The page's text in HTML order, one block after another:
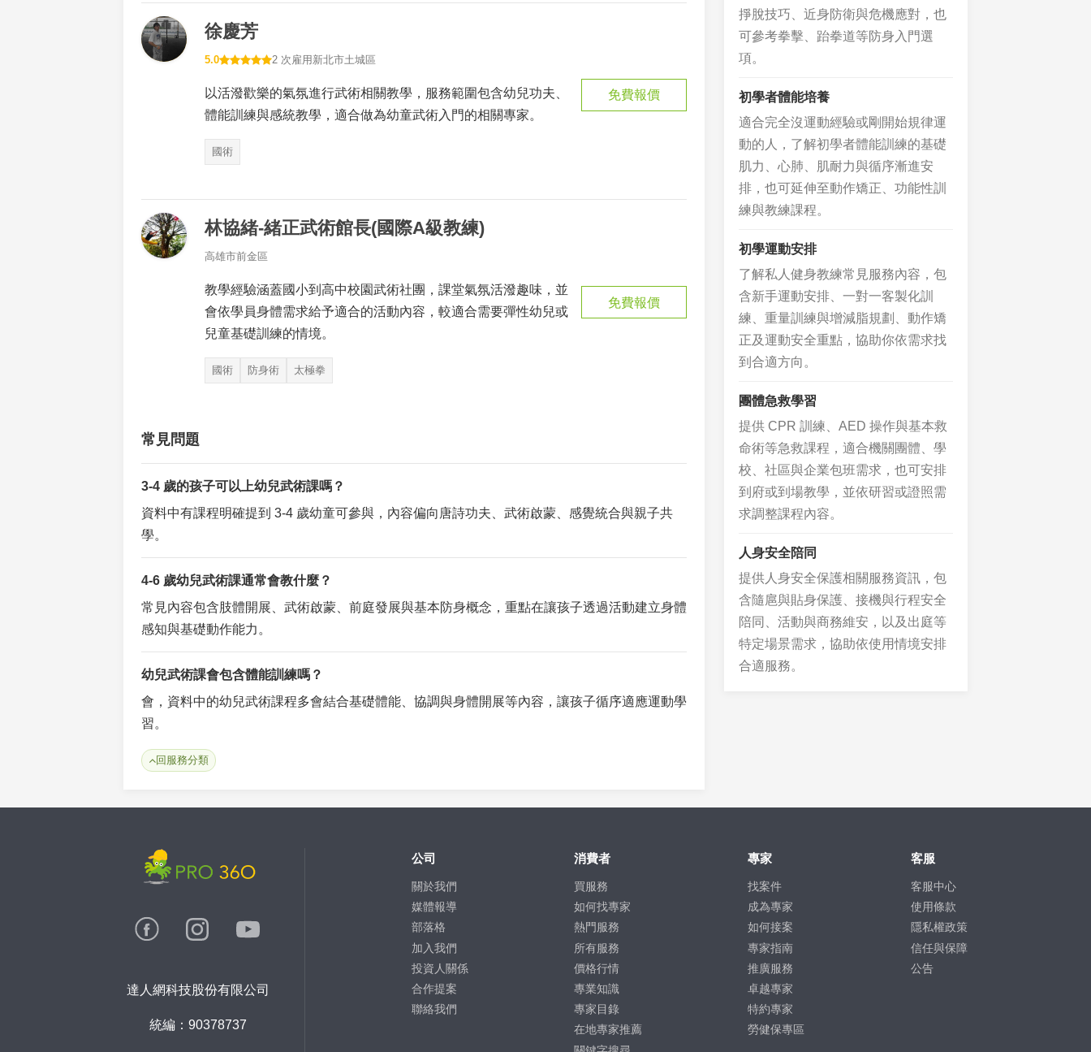
徐慶芳
5.0 2 次雇用 新北市土城區
以活潑歡樂的氣氛進行武術相關教學，服務範圍包含幼兒功夫、
體能訓練與感統教學，適合做為幼童武術入門的相關專家。
國術
免費報價
林協緒-緒正武術館長(國際A級教練)
高雄市前金區
教學經驗涵蓋國小到高中校園武術社團，課堂氣氛活潑趣味，並
會依學員身體需求給予適合的活動內容，較適合需要彈性幼兒或
兒童基礎訓練的情境。
國術 防身術 太極拳
免費報價
常見問題
3-4 歲的孩子可以上幼兒武術課嗎？
資料中有課程明確提到 3-4 歲幼童可參與，內容偏向唐詩功夫、武術啟蒙、感覺統合與親子共
學。
4-6 歲幼兒武術課通常會教什麼？
常見內容包含肢體開展、武術啟蒙、前庭發展與基本防身概念，重點在讓孩子透過活動建立身體
感知與基礎動作能力。
幼兒武術課會包含體能訓練嗎？
會，資料中的幼兒武術課程多會結合基礎體能、協調與身體開展等內容，讓孩子循序適應運動學
習。
回服務分類
掙脫技巧、近身防衛與危機應對，也
可參考拳擊、跆拳道等防身入門選
項。
初學者體能培養
適合完全沒運動經驗或剛開始規律運
動的人，了解初學者體能訓練的基礎
肌力、心肺、肌耐力與循序漸進安
排，也可延伸至動作矯正、功能性訓
練與教練課程。
初學運動安排
了解私人健身教練常見服務內容，包
含新手運動安排、一對一客製化訓
練、重量訓練與增減脂規劃、動作矯
正及運動安全重點，協助你依需求找
到合適方向。
團體急救學習
提供 CPR 訓練、AED 操作與基本救
命術等急救課程，適合機關團體、學
校、社區與企業包班需求，也可安排
到府或到場教學，並依研習或證照需
求調整課程內容。
人身安全陪同
提供人身安全保護相關服務資訊，包
含隨扈與貼身保護、接機與行程安全
陪同、活動與商務維安，以及出庭等
特定場景需求，協助依使用情境安排
合適服務。
達人網科技股份有限公司
統編：90378737
公司
關於我們
媒體報導
部落格
加入我們
投資人關係
合作提案
聯絡我們
消費者
買服務
如何找專家
熱門服務
所有服務
價格行情
專業知識
專家目錄
在地專家推薦
專家
找案件
成為專家
如何接案
專家指南
推廣服務
卓越專家
特約專家
勞健保專區
客服
客服中心
使用條款
隱私權政策
信任與保障
公告